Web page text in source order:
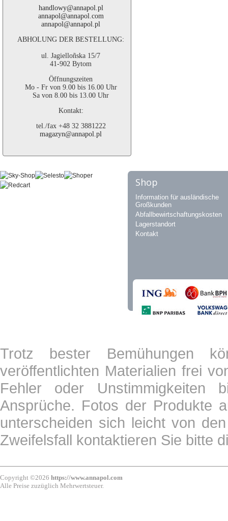
handlowy@annapol.pl
annapol@annapol.com
annapol@annapol.pl
ABHOLUNG DER BESTELLUNG:
ul. Jagielloñska 15/7
41-902 Bytom
Öffnungszeiten
Mo - Fr von 9.00 bis 16.00 Uhr
Sa von 8.00 bis 13.00 Uhr
Kontakt:
tel./fax +48 32 3881222
magazyn@annapol.pl
Shop
Information für ausländische
Großkunden
Abfallbewirtschaftungskosten
Lagerstandort
Kontakt
Trotz bester Bemühungen
veröffentlichten Materialien frei
Fehler oder Unstimmigkeiten
Ansprüche. Fotos der Produkte
unterscheiden sich leicht von
Zweifelsfall kontaktieren Sie bitte
Copyright ©2026 https://www.annapol.com
Alle Preise zuzüglich Mehrwertsteuer.